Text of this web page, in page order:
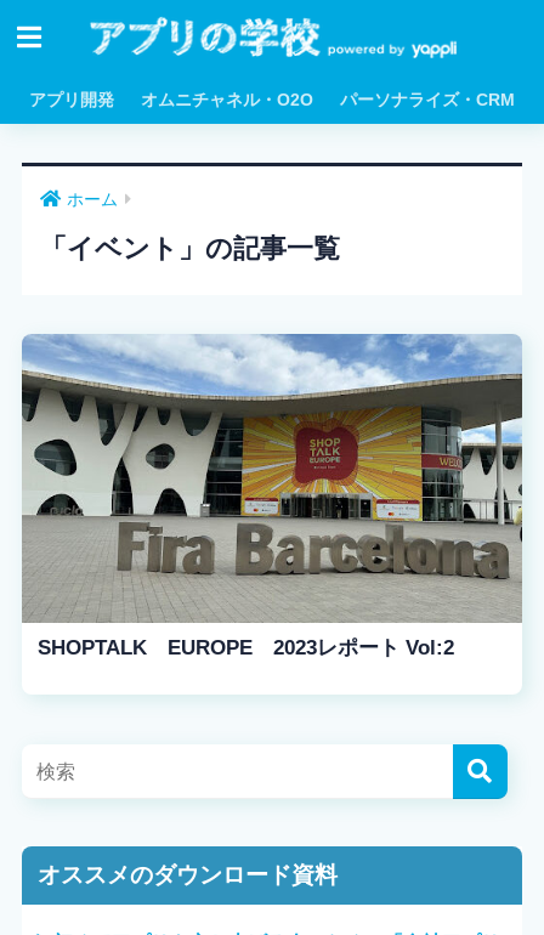
アプリ開発 オムニチャネル・O2O パーソナライズ・CRM
ホーム
「イベント」の記事一覧
SHOPTALK EUROPE 2023レポート Vol:2
オススメのダウンロード資料